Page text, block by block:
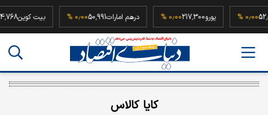
52,500,000 یورو217,300 درهم امارات50,991 بیت
کایا کالاس